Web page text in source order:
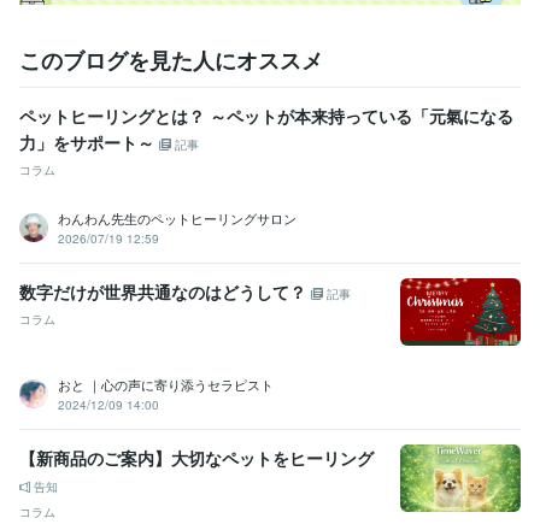
このブログを見た人にオススメ
ペットヒーリングとは？ ～ペットが本来持っている「元氣になる
力」をサポート～
記事
コラム
わんわん先生のペットヒーリングサロン
2026/07/19 12:59
数字だけが世界共通なのはどうして？
記事
コラム
おと ｜心の声に寄り添うセラピスト
2024/12/09 14:00
【新商品のご案内】大切なペットをヒーリング
告知
コラム